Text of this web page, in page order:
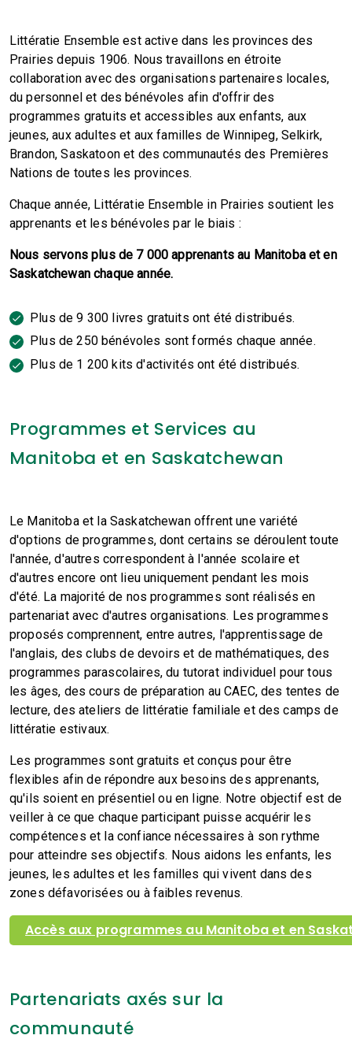
Littératie Ensemble est active dans les provinces des
Prairies depuis 1906. Nous travaillons en étroite
collaboration avec des organisations partenaires locales,
du personnel et des bénévoles afin d'offrir des
programmes gratuits et accessibles aux enfants, aux
jeunes, aux adultes et aux familles de Winnipeg, Selkirk,
Brandon, Saskatoon et des communautés des Premières
Nations de toutes les provinces.
Chaque année, Littératie Ensemble in Prairies soutient les
apprenants et les bénévoles par le biais :
Nous servons plus de 7 000 apprenants au Manitoba et en
Saskatchewan chaque année.
Plus de 9 300 livres gratuits ont été distribués.
Plus de 250 bénévoles sont formés chaque année.
Plus de 1 200 kits d'activités ont été distribués.
Programmes et Services au
Manitoba et en Saskatchewan
Le Manitoba et la Saskatchewan offrent une variété
d'options de programmes, dont certains se déroulent toute
l'année, d'autres correspondent à l'année scolaire et
d'autres encore ont lieu uniquement pendant les mois
d'été. La majorité de nos programmes sont réalisés en
partenariat avec d'autres organisations. Les programmes
proposés comprennent, entre autres, l'apprentissage de
l'anglais, des clubs de devoirs et de mathématiques, des
programmes parascolaires, du tutorat individuel pour tous
les âges, des cours de préparation au CAEC, des tentes de
lecture, des ateliers de littératie familiale et des camps de
littératie estivaux.
Les programmes sont gratuits et conçus pour être
flexibles afin de répondre aux besoins des apprenants,
qu'ils soient en présentiel ou en ligne. Notre objectif est de
veiller à ce que chaque participant puisse acquérir les
compétences et la confiance nécessaires à son rythme
pour atteindre ses objectifs. Nous aidons les enfants, les
jeunes, les adultes et les familles qui vivent dans des
zones défavorisées ou à faibles revenus.
Accès aux programmes au Manitoba et en
Partenariats axés sur la
communauté